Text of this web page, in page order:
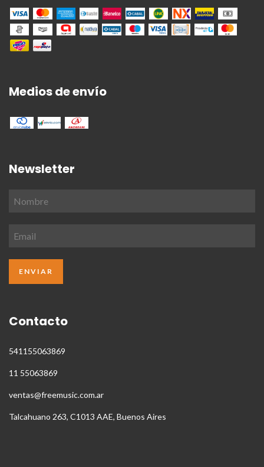
Medios de envío
Newsletter
Contacto
541155063869
11 55063869
ventas@freemusic.com.ar
Talcahuano 263, C1013 AAE, Buenos Aires